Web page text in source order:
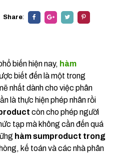
Share:
biến hiện nay, hàm
biết đến là một trong
nhất dành cho việc phân
là thực hiện phép nhân rồi
còn cho phép người
tạp mà không cần đến quá
hàm sumproduct trong
kế toán và các nhà phân